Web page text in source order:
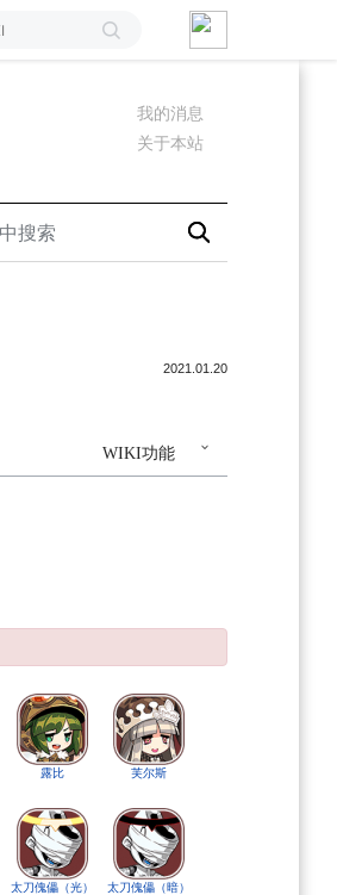
我的消息
关于本站
2021.01.20
WIKI功能
露比 芙尔斯
太刀傀儡（光） 太刀傀儡（暗）